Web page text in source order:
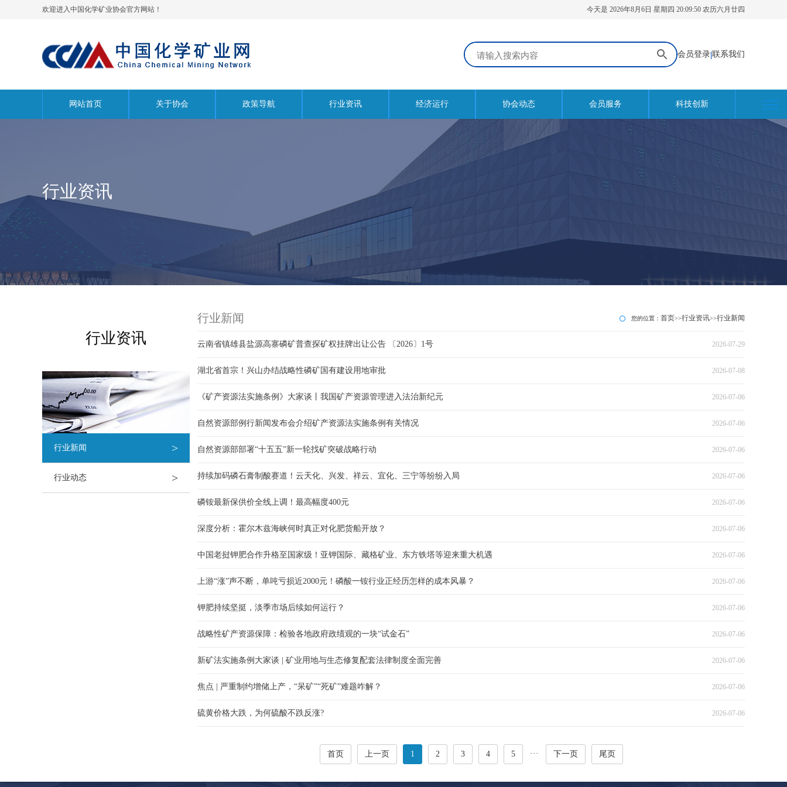
欢迎进入中国化学矿业协会官方网站！ 今天是 2026年8月6日 星期四 20:09:50 农历六月廿四
会员登录|联系我们
网站首页 关于协会 政策导航 行业资讯 经济运行 协会动态 会员服务 科技创新
行业资讯
行业资讯
行业新闻 >
行业动态 >
行业新闻 您的位置： 首页>>行业资讯>>行业新闻
云南省镇雄县盐源高寨磷矿普查探矿权挂牌出让公告 〔2026〕1号 2026-07-29
湖北省首宗！兴山办结战略性磷矿国有建设用地审批 2026-07-08
《矿产资源法实施条例》大家谈丨我国矿产资源管理进入法治新纪元 2026-07-06
自然资源部例行新闻发布会介绍矿产资源法实施条例有关情况 2026-07-06
自然资源部部署“十五五”新一轮找矿突破战略行动 2026-07-06
持续加码磷石膏制酸赛道！云天化、兴发、祥云、宜化、三宁等纷纷入局 2026-07-06
磷铵最新保供价全线上调！最高幅度400元 2026-07-06
深度分析：霍尔木兹海峡何时真正对化肥货船开放？ 2026-07-06
中国老挝钾肥合作升格至国家级！亚钾国际、藏格矿业、东方铁塔等迎来重大机遇 2026-07-06
上游“涨”声不断，单吨亏损近2000元！磷酸一铵行业正经历怎样的成本风暴？ 2026-07-06
钾肥持续坚挺，淡季市场后续如何运行？ 2026-07-06
战略性矿产资源保障：检验各地政府政绩观的一块“试金石” 2026-07-06
新矿法实施条例大家谈 | 矿业用地与生态修复配套法律制度全面完善 2026-07-06
焦点 | 严重制约增储上产，“呆矿”“死矿”难题咋解？ 2026-07-06
硫黄价格大跌，为何硫酸不跌反涨? 2026-07-06
首页 上一页 1 2 3 4 5 ··· 下一页 尾页